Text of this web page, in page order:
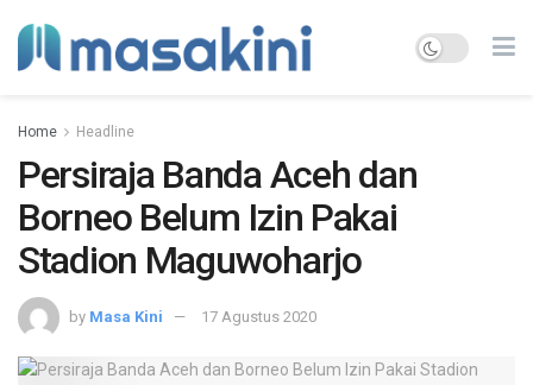
Home Headline
Persiraja Banda Aceh dan
Borneo Belum Izin Pakai
Stadion Maguwoharjo
by Masa Kini 17 Agustus 2020